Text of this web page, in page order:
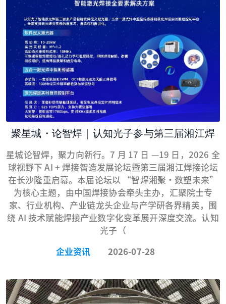
聚星城・论智焊｜认知光子参与第三届湘江焊
接论坛，共启激光焊接智能化新征程
星城论智焊，聚力向新行。7 月 17 日 —19 日，2026 全
球视野下 AI + 焊接智造发展论坛暨第三届湘江焊接论坛
在长沙隆重启幕。本届论坛以 “智焊湘聚・数塑未来”
为核心主题，由中国焊接协会牵头主办，汇聚院士专
家、行业机构、产业链龙头企业与产学研各界精英，围
绕 AI 技术赋能焊接产业数字化变革展开深度交流。认知
光子（
企业资讯 2026-07-28